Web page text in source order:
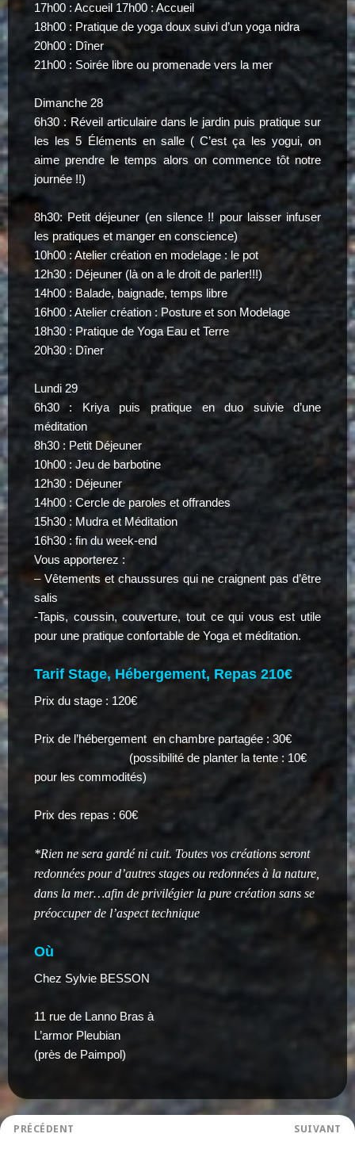
17h00 : Accueil 17h00 : Accueil
18h00 : Pratique de yoga doux suivi d’un yoga nidra
20h00 : Dîner
21h00 : Soirée libre ou promenade vers la mer
Dimanche 28
6h30 : Réveil articulaire dans le jardin puis pratique sur
les les 5 Éléments en salle ( C’est ça les yogui, on
aime prendre le temps alors on commence tôt notre
journée !!)
8h30: Petit déjeuner (en silence !! pour laisser infuser
les pratiques et manger en conscience)
10h00 : Atelier création en modelage : le pot
12h30 : Déjeuner (là on a le droit de parler!!!)
14h00 : Balade, baignade, temps libre
16h00 : Atelier création : Posture et son Modelage
18h30 : Pratique de Yoga Eau et Terre
20h30 : Dîner
Lundi 29
6h30 : Kriya puis pratique en duo suivie d’une
méditation
8h30 : Petit Déjeuner
10h00 : Jeu de barbotine
12h30 : Déjeuner
14h00 : Cercle de paroles et offrandes
15h30 : Mudra et Méditation
16h30 : fin du week-end
Vous apporterez :
– Vêtements et chaussures qui ne craignent pas d’être
salis
-Tapis, coussin, couverture, tout ce qui vous est utile
pour une pratique confortable de Yoga et méditation.
Tarif Stage, Hébergement, Repas 210€
Prix du stage : 120€
Prix de l’hébergement en chambre partagée : 30€
(possibilité de planter la tente : 10€
pour les commodités)
Prix des repas : 60€
*Rien ne sera gardé ni cuit. Toutes vos créations seront
redonnées pourd’autresstages ou redonnées à la nature,
dans la mer…afin de privilégier la pure création sans se
préoccuper de l’aspect technique
Où
Chez Sylvie BESSON
11 rue de Lanno Bras à
L’armor Pleubian
(près de Paimpol)
Navigation
PRÉCÉDENT
SUIVANT